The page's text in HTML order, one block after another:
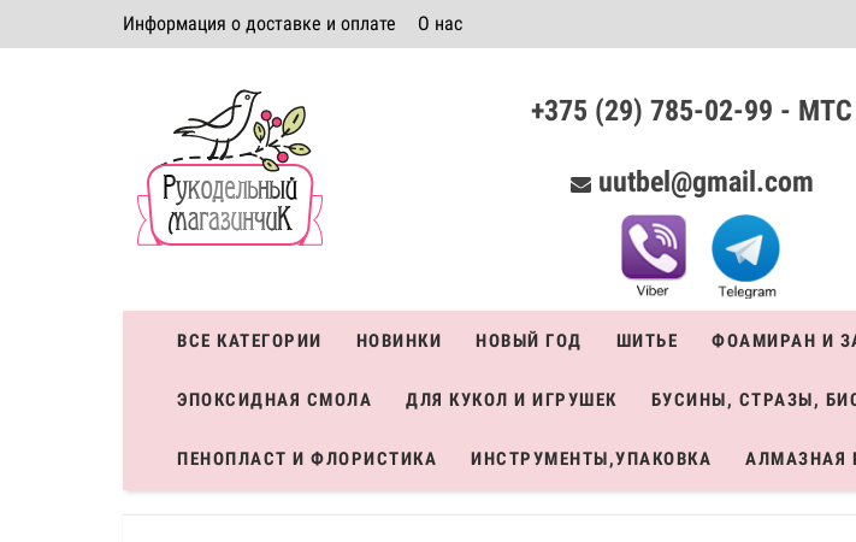
Информация о доставке и оплате О нас
Система скидок +375 (29) 785-02-99 - МТС
uutbel@gmail.com
ВСЕ КАТЕГОРИИ НОВИНКИ НОВЫЙ ГОД ШИТЬЕ ФОАМИРАН И
ЭПОКСИДНАЯ СМОЛА ДЛЯ КУКОЛ И ИГРУШЕК БУСИНЫ, СТРАЗЫ,
ПЕНОПЛАСТ И ФЛОРИСТИКА ИНСТРУМЕНТЫ,УПАКОВКА АЛМАЗНАЯ